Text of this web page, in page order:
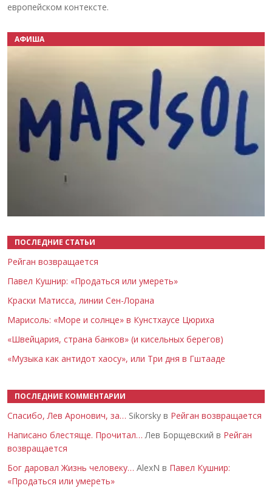
европейском контексте.
АФИША
ПОСЛЕДНИЕ СТАТЬИ
Рейган возвращается
Павел Кушнир: «Продаться или умереть»
Краски Матисса, линии Сен-Лорана
Марисоль: «Море и солнце» в Кунстхаусе Цюриха
«Швейцария, страна банков» (и кисельных берегов)
«Музыка как антидот хаосу», или Три дня в Гштааде
ПОСЛЕДНИЕ КОММЕНТАРИИ
Спасибо, Лев Аронович, за… Sikorsky в Рейган возвращается
Написано блестяще. Прочитал… Лев Борщевский в Рейган
возвращается
Бог даровал Жизнь человеку… AlexN в Павел Кушнир:
«Продаться или умереть»